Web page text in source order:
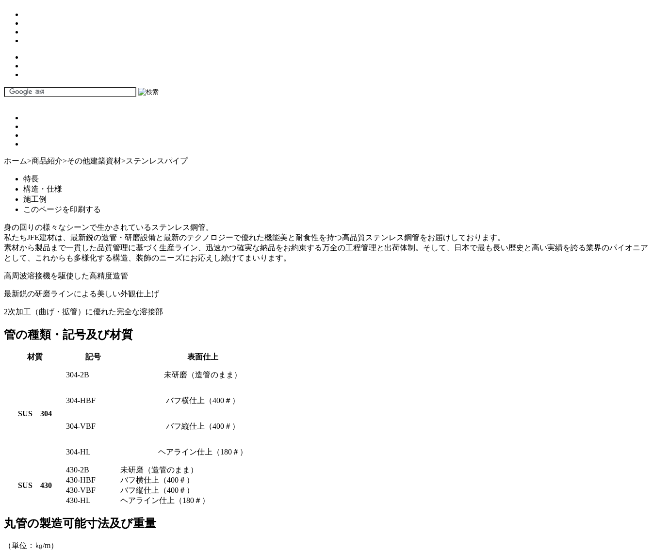
ホーム>商品紹介>その他建築資材>ステンレスパイプ
特長
構造・仕様
施工例
このページを印刷する
身の回りの様々なシーンで生かされているステンレス鋼管。
私たちJFE建材は、最新鋭の造管・研磨設備と最新のテクノロジーで優れた機能美と耐食性を持つ高品質ステンレス鋼管をお届けしております。
素材から製品まで一貫した品質管理に基づく生産ライン、迅速かつ確実な納品をお約束する万全の工程管理と出荷体制。そして、日本で最も長い歴史と高い実績を誇る業界のパイオニア
として、これからも多様化する構造、装飾のニーズにお応えし続けてまいります。
高周波溶接機を駆使した高精度造管
最新鋭の研磨ラインによる美しい外観仕上げ
2次加工（曲げ・拡管）に優れた完全な溶接部
管の種類・記号及び材質
材質 記号 表面仕上
SUS 304
304-2B 未研磨（造管のまま）
304-HBF バフ横仕上（400＃）
304-VBF バフ縦仕上（400＃）
304-HL ヘアライン仕上（180＃）
SUS 430
430-2B
未研磨（造管のまま）
430-HBF
バフ横仕上（400＃）
430-VBF
バフ縦仕上（400＃）
430-HL
ヘアライン仕上（180＃）
丸管の製造可能寸法及び重量
（単位：㎏/m）